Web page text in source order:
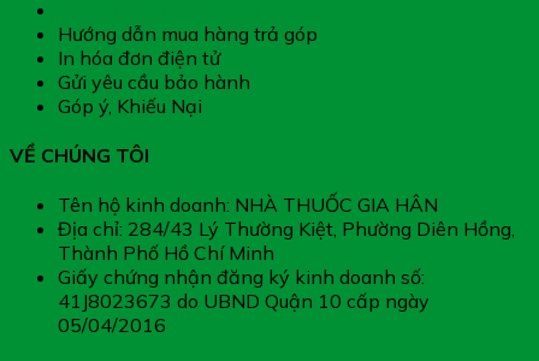
Hướng dẫn mua hàng trả góp
In hóa đơn điện tử
Gửi yêu cầu bảo hành
Góp ý, Khiếu Nại
VỀ CHÚNG TÔI
Tên hộ kinh doanh: NHÀ THUỐC GIA HÂN
Địa chỉ: 284/43 Lý Thường Kiệt, Phường Diên Hồng,
Thành Phố Hồ Chí Minh
Giấy chứng nhận đăng ký kinh doanh số:
41J8023673 do UBND Quận 10 cấp ngày
05/04/2016